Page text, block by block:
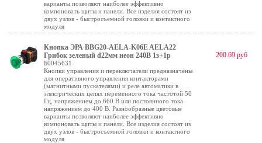
варианты позволяют наиболее эффективно
компоновать щиты и панели. Все изделия состоят из
двух узлов - быстросъемной головки и контактного
модуля
Кнопка ЭРА BBG20-AELA-K06E AELA22
Грибок зеленый d22мм неон 240В 1з+1р
Б0045631
Кнопки управления и переключатели предназначены
для оперативного управления контакторами
(магнитными пускателями) и реле автоматики в
электрических цепях переменного тока частотой 50
Гц, напряжением до 660 В или постоянного тока
напряжением до 400 В. Разнообразные цветовые
варианты позволяют наиболее эффективно
компоновать щиты и панели. Все изделия состоят из
двух узлов - быстросъемной головки и контактного
модуля
200.69 руб